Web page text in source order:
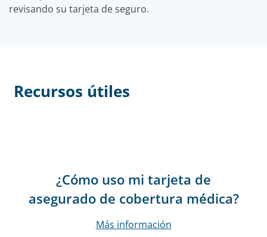
Recursos útiles
¿Cómo uso mi tarjeta de
asegurado de cobertura médica?
Más información